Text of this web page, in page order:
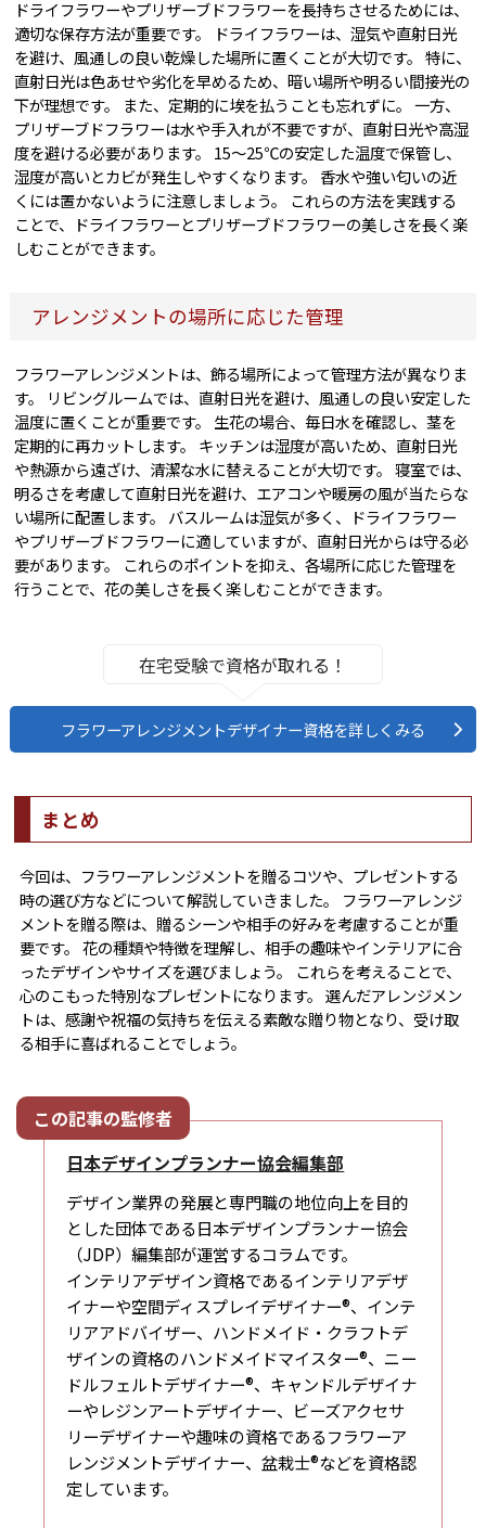
ドライフラワーやプリザーブドフラワーを長持ちさせるためには、
適切な保存方法が重要です。 ドライフラワーは、湿気や直射日光
を避け、風通しの良い乾燥した場所に置くことが大切です。 特に、
直射日光は色あせや劣化を早めるため、暗い場所や明るい間接光の
下が理想です。 また、定期的に埃を払うことも忘れずに。 一方、
プリザーブドフラワーは水や手入れが不要ですが、直射日光や高湿
度を避ける必要があります。 15〜25℃の安定した温度で保管し、
湿度が高いとカビが発生しやすくなります。 香水や強い匂いの近
くには置かないように注意しましょう。 これらの方法を実践する
ことで、ドライフラワーとプリザーブドフラワーの美しさを長く楽
しむことができます。
アレンジメントの場所に応じた管理
フラワーアレンジメントは、飾る場所によって管理方法が異なりま
す。 リビングルームでは、直射日光を避け、風通しの良い安定した
温度に置くことが重要です。 生花の場合、毎日水を確認し、茎を
定期的に再カットします。 キッチンは湿度が高いため、直射日光
や熱源から遠ざけ、清潔な水に替えることが大切です。 寝室では、
明るさを考慮して直射日光を避け、エアコンや暖房の風が当たらな
い場所に配置します。 バスルームは湿気が多く、ドライフラワー
やプリザーブドフラワーに適していますが、直射日光からは守る必
要があります。 これらのポイントを抑え、各場所に応じた管理を
行うことで、花の美しさを長く楽しむことができます。
在宅受験で資格が取れる！
フラワーアレンジメントデザイナー資格を詳しくみる
まとめ
今回は、フラワーアレンジメントを贈るコツや、プレゼントする
時の選び方などについて解説していきました。 フラワーアレンジ
メントを贈る際は、贈るシーンや相手の好みを考慮することが重
要です。 花の種類や特徴を理解し、相手の趣味やインテリアに合
ったデザインやサイズを選びましょう。 これらを考えることで、
心のこもった特別なプレゼントになります。 選んだアレンジメン
トは、感謝や祝福の気持ちを伝える素敵な贈り物となり、受け取
る相手に喜ばれることでしょう。
日本デザインプランナー協会編集部
デザイン業界の発展と専門職の地位向上を目的
とした団体である日本デザインプランナー協会
（JDP）編集部が運営するコラムです。
インテリアデザイン資格であるインテリアデザ
イナーや空間ディスプレイデザイナー®、インテ
リアアドバイザー、ハンドメイド・クラフトデ
ザインの資格のハンドメイドマイスター®、ニー
ドルフェルトデザイナー®、キャンドルデザイナ
ーやレジンアートデザイナー、ビーズアクセサ
リーデザイナーや趣味の資格であるフラワーア
レンジメントデザイナー、盆栽士®などを資格認
定しています。